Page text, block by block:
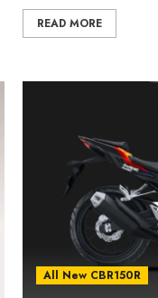
READ MORE
All New CBR150R